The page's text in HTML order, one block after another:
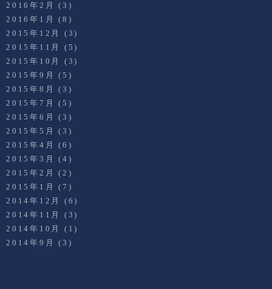
2016年2月
(3)
2016年1月
(8)
2015年12月
(3)
2015年11月
(5)
2015年10月
(3)
2015年9月
(5)
2015年8月
(3)
2015年7月
(5)
2015年6月
(3)
2015年5月
(3)
2015年4月
(6)
2015年3月
(4)
2015年2月
(2)
2015年1月
(7)
2014年12月
(6)
2014年11月
(3)
2014年10月
(1)
2014年9月
(3)